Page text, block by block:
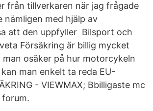
från tillverkaren när jag frågade
nämligen med hjälp av
att den uppfyller Bilsport och
Försäkring är billig mycket
osäker på hur motorcykeln
man enkelt ta reda EU-
- VIEWMAX; Bbilligaste mc